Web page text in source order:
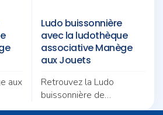
aux
Ludo buissonnière
avec la ludothèque
associative Manège
aux Jouets
Retrouvez la Ludo
buissonnière de
l'association Manège aux